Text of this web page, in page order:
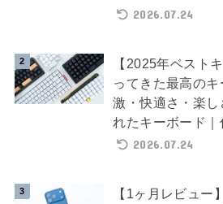
2026.07.24
【2025年ベスト
ってきた最高の
激・快適さ・楽し
れたキーボード｜
2026.07.24
【1ヶ月レビュ